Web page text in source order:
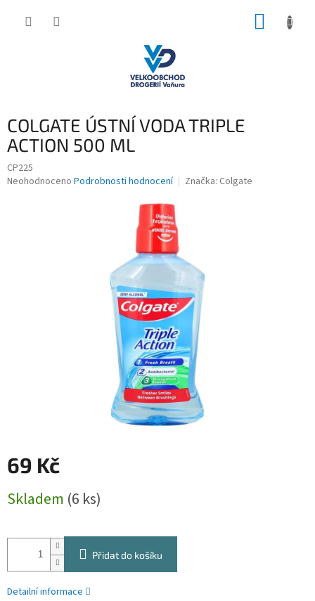
COLGATE ÚSTNÍ VODA TRIPLE
ACTION 500 ML
CP225
Průměrné
Neohodnoceno Podrobnosti hodnocení Značka: Colgate
69 Kč
cena:
Skladem (6 ks)
Přidat do košíku
Detailní informace